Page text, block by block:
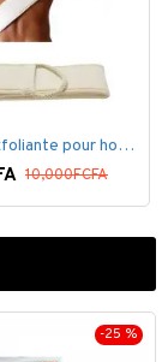
Éponge exfoliante pour homme
10,000FCFA
-25 %